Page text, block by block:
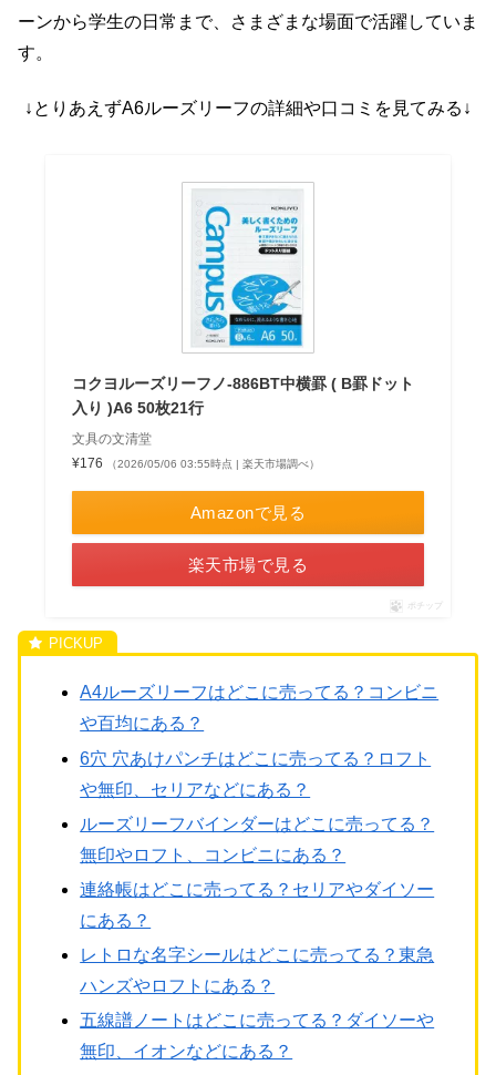
ーンから学生の日常まで、さまざまな場面で活躍していま
す。
↓とりあえずA6ルーズリーフの詳細や口コミを見てみる↓
コクヨルーズリーフノ-886BT中横罫 ( B罫ドット
入り )A6 50枚21行
文具の文清堂
¥176
（2026/05/06 03:55時点 | 楽天市場調べ）
Amazonで見る
楽天市場で見る
ポチップ
A4ルーズリーフはどこに売ってる？コンビニ
や百均にある？
6穴 穴あけパンチはどこに売ってる？ロフト
や無印、セリアなどにある？
ルーズリーフバインダーはどこに売ってる？
無印やロフト、コンビニにある？
連絡帳はどこに売ってる？セリアやダイソー
にある？
レトロな名字シールはどこに売ってる？東急
ハンズやロフトにある？
五線譜ノートはどこに売ってる？ダイソーや
無印、イオンなどにある？